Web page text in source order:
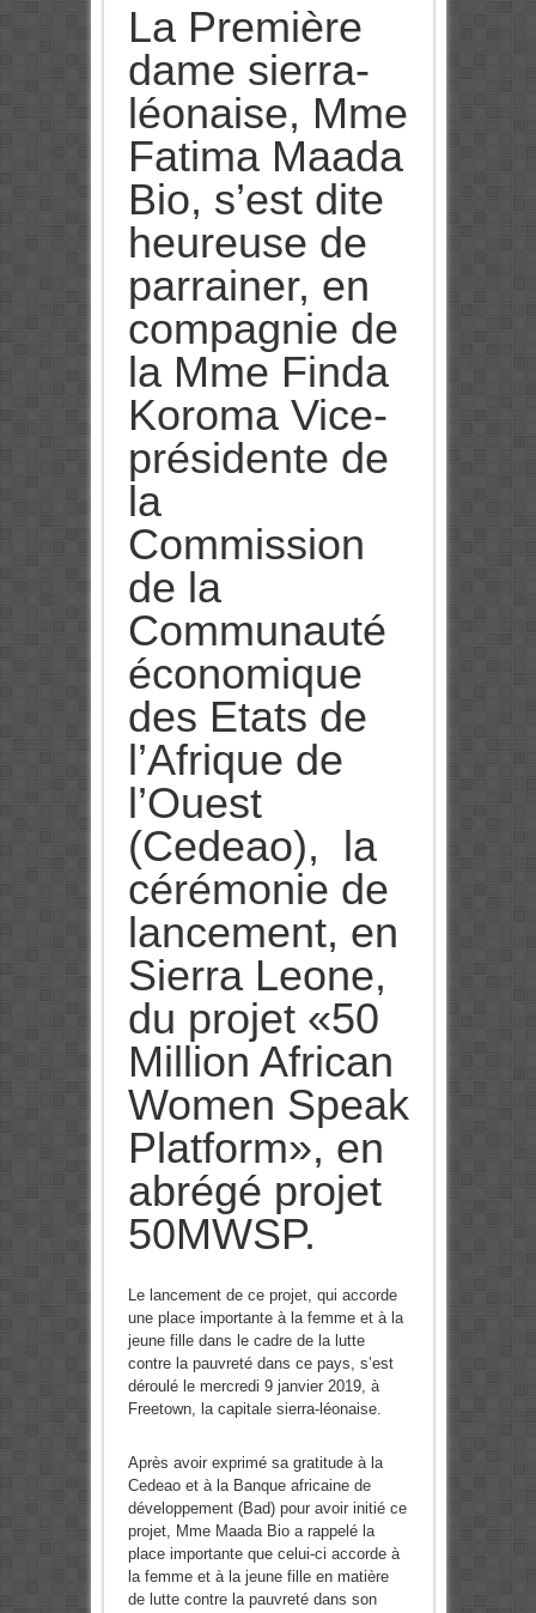
La Première
dame sierra-
léonaise, Mme
Fatima Maada
Bio, s’est dite
heureuse de
parrainer, en
compagnie de
la Mme Finda
Koroma Vice-
présidente de
la
Commission
de la
Communauté
économique
des Etats de
l’Afrique de
l’Ouest
(Cedeao), la
cérémonie de
lancement, en
Sierra Leone,
du projet «50
Million African
Women Speak
Platform», en
abrégé projet
50MWSP.
Le lancement de ce projet, qui accorde
une place importante à la femme et à la
jeune fille dans le cadre de la lutte
contre la pauvreté dans ce pays, s’est
déroulé le mercredi 9 janvier 2019, à
Freetown, la capitale sierra-léonaise.
Après avoir exprimé sa gratitude à la
Cedeao et à la Banque africaine de
développement (Bad) pour avoir initié ce
projet, Mme Maada Bio a rappelé la
place importante que celui-ci accorde à
la femme et à la jeune fille en matière
de lutte contre la pauvreté dans son